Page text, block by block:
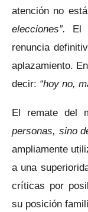
atención no
elecciones”.
El
renuncia
aplazamiento.
decir: “hoy no,
El remate del
personas, sino
ampliamente
a una
críticas por
su posición